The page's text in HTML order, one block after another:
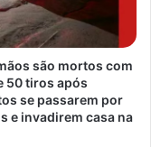
são mortos com
50 tiros após
se passarem por
e invadirem casa na